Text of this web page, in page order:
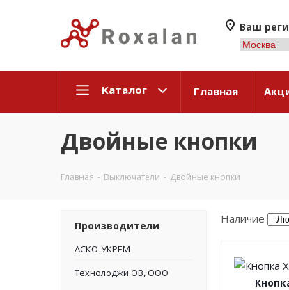
Ваш
Каталог Главная
Двойные кнопки
Главная - Выключатели - Двойные кнопки
Производители
АСКО-УКРЕМ
Технолоджи ОВ, ООО
Наличие